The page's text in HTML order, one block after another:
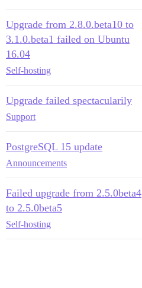
Upgrade from 2.8.0.beta10 to
3.1.0.beta1 failed on Ubuntu
16.04
Self-hosting
Upgrade failed spectacularily
Support
PostgreSQL 15 update
Announcements
Failed upgrade from 2.5.0beta4
to 2.5.0beta5
Self-hosting